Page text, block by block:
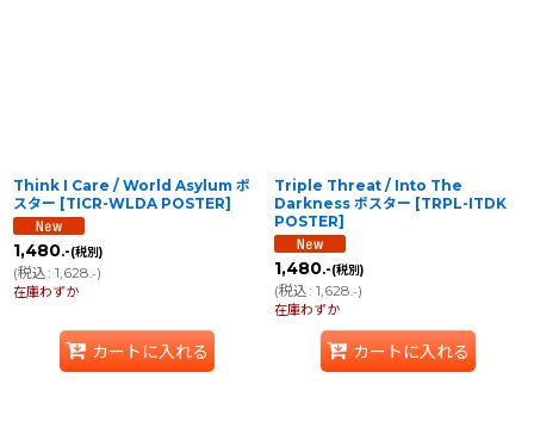
Think I Care / World Asylum ポ
スター [TICR-WLDA POSTER]
1,480.-(税別)
(税込: 1,628.-)
在庫わずか
カートに入れる
Triple Threat / Into The
Darkness ポスター [TRPL-ITDK
POSTER]
1,480.-(税別)
(税込: 1,628.-)
在庫わずか
カートに入れる